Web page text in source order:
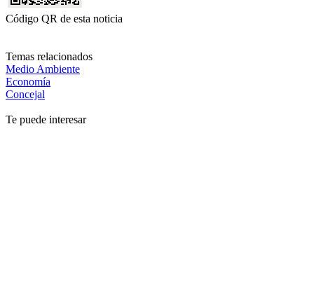
Código QR de esta noticia
Temas relacionados
Medio Ambiente
Economía
Concejal
Te puede interesar